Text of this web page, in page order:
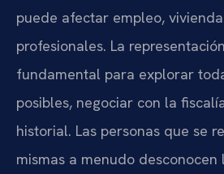
puede afectar empleo,
profesionales. La
fundamental para explorar
posibles, negociar con la
historial. Las personas que se
mismas a menudo desconocen